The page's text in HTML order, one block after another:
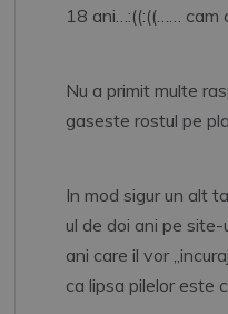
18 ani…:((:((…… cam
Nu a primit multe
gaseste rostul pe
In mod sigur un alt
ul de doi ani pe
ani care il vor
ca lipsa pilelor este